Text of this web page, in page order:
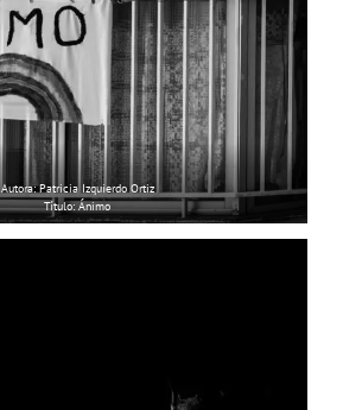
Autora: Patricia Izquierdo Ortiz
Título: Ánimo